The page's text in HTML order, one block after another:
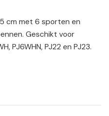
cm met 6 sporten en
Geschikt voor
PJ6WHN, PJ22 en PJ23.